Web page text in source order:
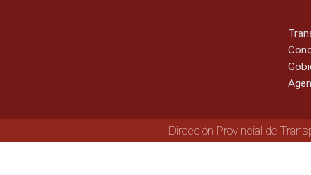
Dirección Provincial de